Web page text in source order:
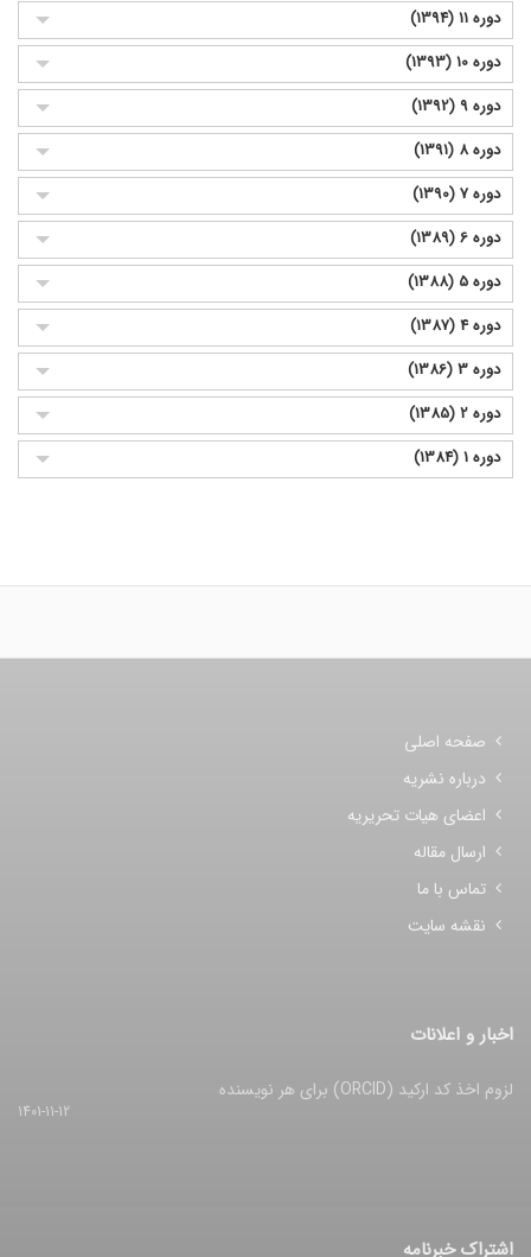
دوره 11 (1394)
دوره 10 (1393)
دوره 9 (1392)
دوره 8 (1391)
دوره 7 (1390)
دوره 6 (1389)
دوره 5 (1388)
دوره 4 (1387)
دوره 3 (1386)
دوره 2 (1385)
دوره 1 (1384)
صفحه اصلی
درباره نشریه
اعضای هیات تحریریه
ارسال مقاله
تماس با ما
نقشه سایت
اخبار و اعلانات
لزوم اخذ کد ارکید (ORCID) برای هر نویسنده
1401-11-12
اشتراک خبرنامه